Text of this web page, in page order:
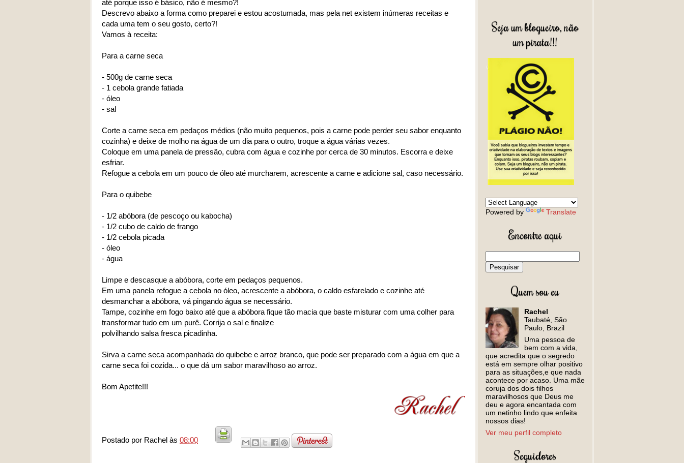
até porque isso é básico, não é mesmo?!
Descrevo abaixo a forma como preparei e estou acostumada, mas pela net existem inúmeras receitas e
cada uma tem o seu gosto, certo?!
Vamos à receita:
Para a carne seca
- 500g de carne seca
- 1 cebola grande fatiada
- óleo
- sal
Corte a carne seca em pedaços médios (não muito pequenos, pois a carne pode perder seu sabor enquanto
cozinha) e deixe de molho na água de um dia para o outro, troque a água várias vezes.
Coloque em uma panela de pressão, cubra com água e cozinhe por cerca de 30 minutos. Escorra e deixe
esfriar.
Refogue a cebola em um pouco de óleo até murcharem, acrescente a carne e adicione sal, caso necessário.
Para o quibebe
- 1/2 abóbora (de pescoço ou kabocha)
- 1/2 cubo de caldo de frango
- 1/2 cebola picada
- óleo
- água
Limpe e descasque a abóbora, corte em pedaços pequenos.
Em uma panela refogue a cebola no óleo, acrescente a abóbora, o caldo esfarelado e cozinhe até
desmanchar a abóbora, vá pingando água se necessário.
Tampe, cozinhe em fogo baixo até que a abóbora fique tão macia que baste misturar com uma colher para
transformar tudo em um purê. Corrija o sal e finalize
polvilhando salsa fresca picadinha.
Sirva a carne seca acompanhada do quibebe e arroz branco, que pode ser preparado com a água em que a
carne seca foi cozida... o que dá um sabor maravilhoso ao arroz.
Bom Apetite!!!
Postado por Rachel às 08:00
Seja um blogueiro, não
um pirata!!!
Powered by Translate
Encontre aqui
Quem sou eu
Rachel
Taubaté, São
Paulo, Brazil
Uma pessoa de
bem com a vida,
que acredita que o segredo
está em sempre olhar positivo
para as situações,e que nada
acontece por acaso. Uma mãe
coruja dos dois filhos
maravilhosos que Deus me
deu e agora encantada com
um netinho lindo que enfeita
nossos dias!
Ver meu perfil completo
Seguidores